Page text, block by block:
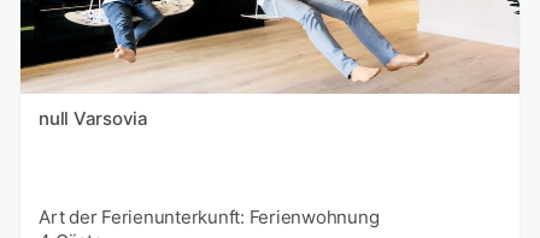
null Varsovia
Art der Ferienunterkunft: Ferienwohnung